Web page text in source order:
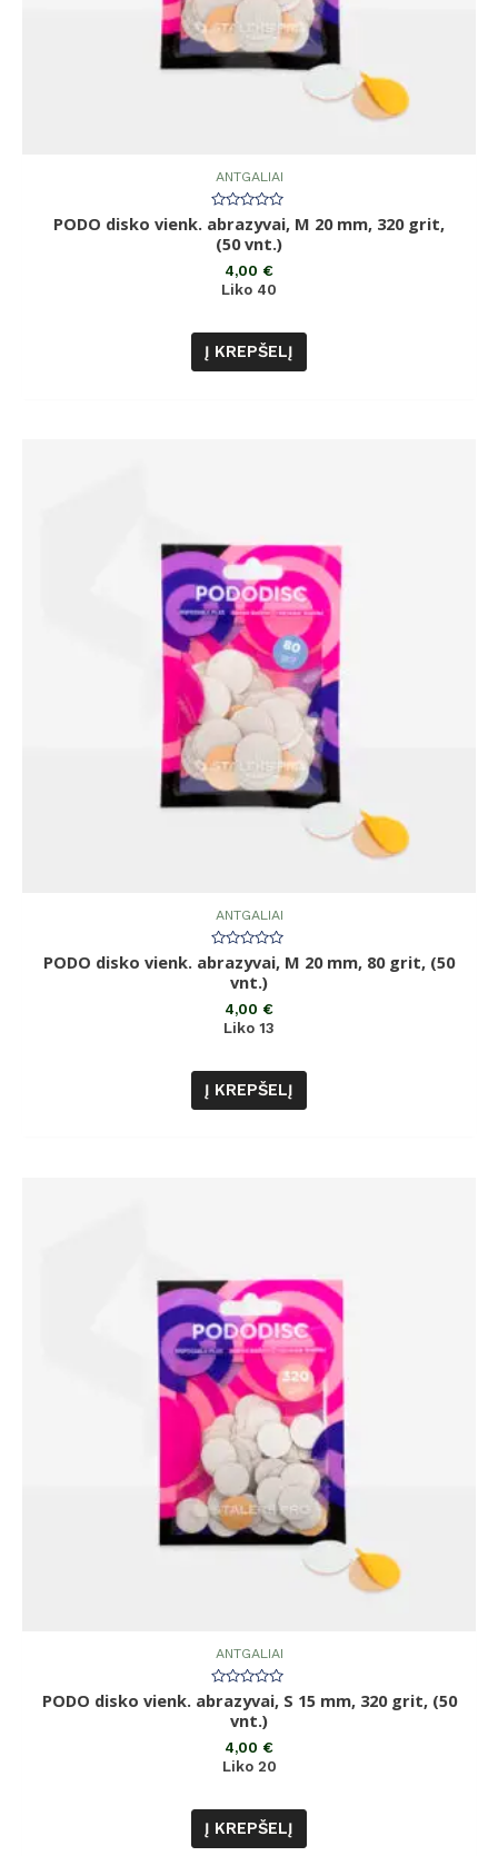
ANTGALIAI
Įvertinimas:
0
iš
PODO disko vienk. abrazyvai, M 20 mm, 320 grit,
(50 vnt.)
4,00 €
Liko 40
Į KREPŠELĮ
ANTGALIAI
Įvertinimas:
0
PODO disko vienk. abrazyvai, M 20 mm, 80 grit, (50
vnt.)
4,00 €
Liko 13
Į KREPŠELĮ
ANTGALIAI
Įvertinimas:
0
PODO disko vienk. abrazyvai, S 15 mm, 320 grit, (50
vnt.)
4,00 €
Liko 20
Į KREPŠELĮ